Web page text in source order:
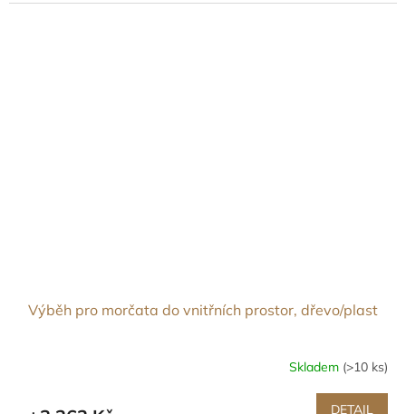
Výběh pro morčata do vnitřních prostor, dřevo/plast
Skladem (>10 ks)
DETAIL